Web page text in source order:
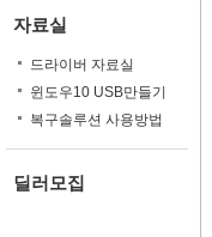
자료실
드라이버 자료실
윈도우10 USB만들기
복구솔루션 사용방법
딜러모집